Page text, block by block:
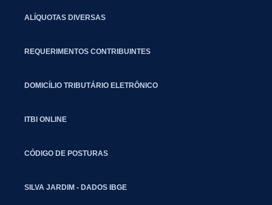
ALÍQUOTAS DIVERSAS
REQUERIMENTOS CONTRIBUINTES
DOMICÍLIO TRIBUTÁRIO ELETRÔNICO
ITBI ONLINE
CÓDIGO DE POSTURAS
SILVA JARDIM - DADOS IBGE